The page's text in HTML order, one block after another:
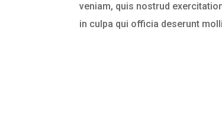
veniam, quis nostrud
in culpa qui officia deserunt